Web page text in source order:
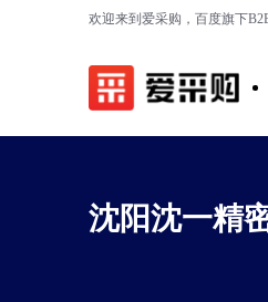
欢迎来到爱采购，百度旗下
沈阳沈一精